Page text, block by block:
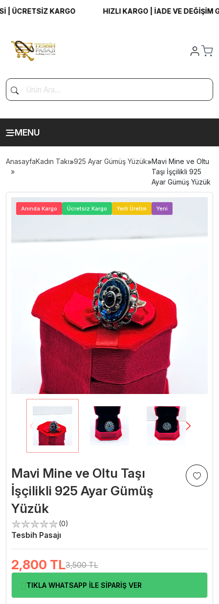
KARGO HIZLI KARGO | İADE VE DEĞİŞİM
MENU
AnasayfaKadın Takı»925 Ayar Gümüş Yüzük»Mavi Mine ve Oltu
Taşı İşçilikli 925
Ayar Gümüş Yüzük
Anında Kargo Ücretsiz Kargo Yerli Üretim Yeni
Mavi Mine ve Oltu Taşı
İşçilikli 925 Ayar Gümüş
Yüzük
(0)
Tesbih Pasajı
2,800 TL3,500 TL
TIKLA WHATSAPP İLE SİPARİŞ VER